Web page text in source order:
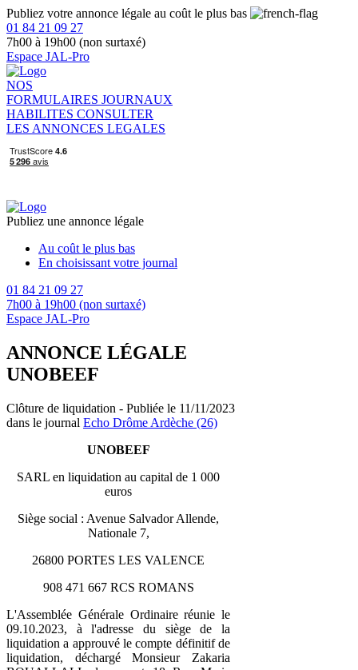
Publiez votre annonce légale au coût le plus bas
01 84 21 09 27
7h00 à 19h00 (non surtaxé)
Espace JAL-Pro
NOS
FORMULAIRES JOURNAUX
HABILITES CONSULTER
LES ANNONCES LEGALES
Publiez une annonce légale
Au coût le plus bas
En choisissant votre journal
01 84 21 09 27
7h00 à 19h00 (non surtaxé)
Espace JAL-Pro
ANNONCE LÉGALE
UNOBEEF
Clôture de liquidation - Publiée le 11/11/2023
dans le journal Echo Drôme Ardèche (26)
UNOBEEF
SARL en liquidation au capital de 1 000
euros
Siège social : Avenue Salvador Allende,
Nationale 7,
26800 PORTES LES VALENCE
908 471 667 RCS ROMANS
L'Assemblée Générale Ordinaire réunie le
09.10.2023, à l'adresse du siège de la
liquidation a approuvé le compte définitif de
liquidation, déchargé Monsieur Zakaria